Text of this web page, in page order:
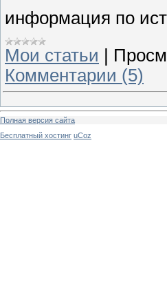
информация по
Мои статьи |
Комментарии (5)
Полная версия сайта
Бесплатный хостинг uCoz